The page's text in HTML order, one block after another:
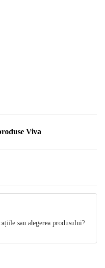
Viva
sau alegerea produsului?